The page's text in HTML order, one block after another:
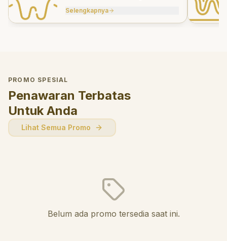
effectively.
Selengkapnya
PROMO SPESIAL
Penawaran Terbatas
Untuk Anda
Lihat Semua Promo
Belum ada promo tersedia saat ini.